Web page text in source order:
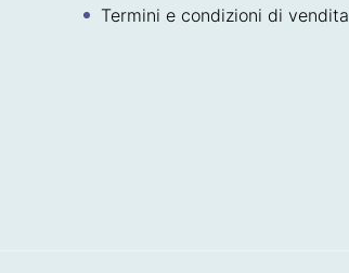
Termini e condizioni di vendita